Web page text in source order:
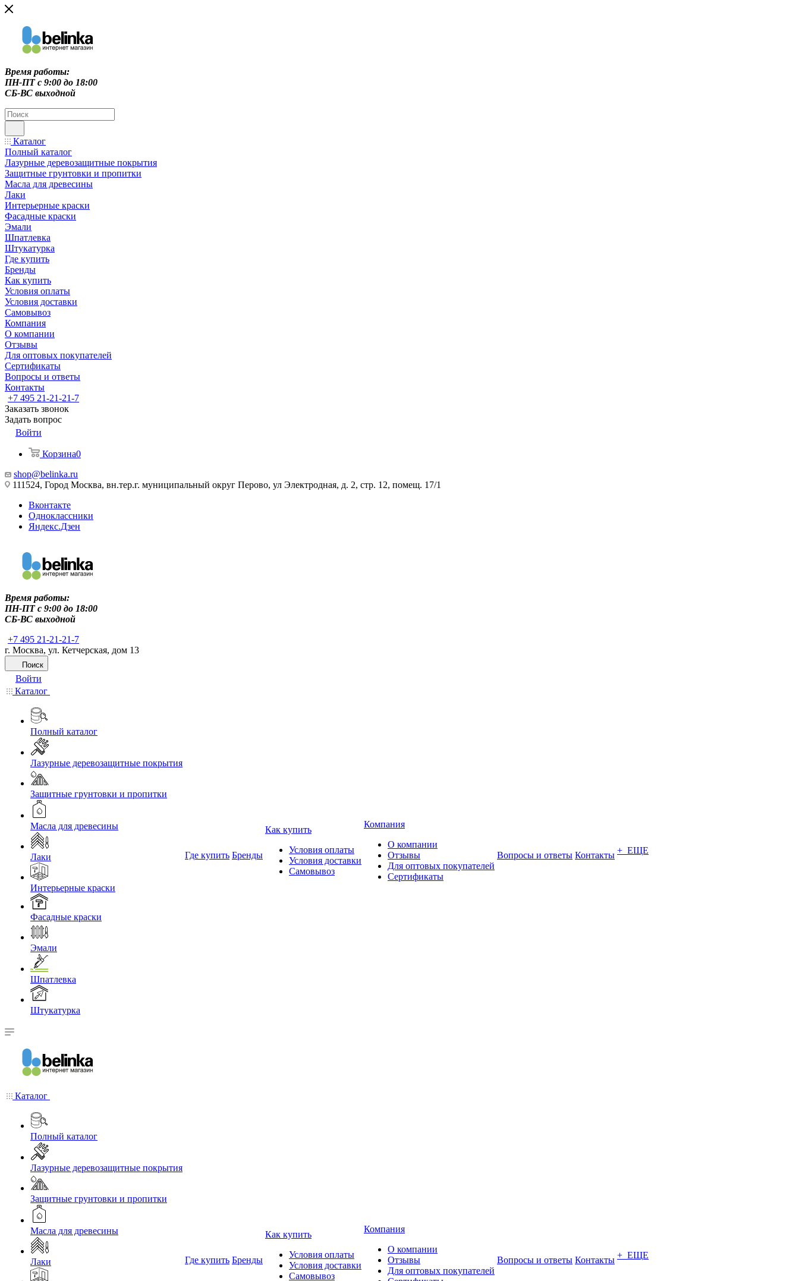
Время работы:
ПН-ПТ c 9:00 до 18:00
СБ-ВС выходной
Каталог
Полный каталог
Лазурные деревозащитные покрытия
Защитные грунтовки и пропитки
Масла для древесины
Лаки
Интерьерные краски
Фасадные краски
Эмали
Шпатлевка
Штукатурка
Где купить
Бренды
Как купить
Условия оплаты
Условия доставки
Самовывоз
Компания
О компании
Отзывы
Для оптовых покупателей
Сертификаты
Вопросы и ответы
Контакты
+7 495 21-21-21-7
Заказать звонок
Задать вопрос
Войти
Корзина0
shop@belinka.ru
111524, Город Москва, вн.тер.г. муниципальный округ Перово, ул Электродная, д. 2, стр. 12, помещ. 17/1
Вконтакте
Одноклассники
Яндекс.Дзен
Время работы:
ПН-ПТ c 9:00 до 18:00
СБ-ВС выходной
+7 495 21-21-21-7
г. Москва, ул. Кетчерская, дом 13
Поиск
Войти
Каталог
Полный каталог
Лазурные деревозащитные покрытия
Защитные грунтовки и пропитки
Масла для древесины
Лаки
Интерьерные краски
Фасадные краски
Эмали
Шпатлевка
Штукатурка
Где купить Бренды
Как купить
Условия оплаты
Условия доставки
Самовывоз
Компания
О компании
Отзывы
Для оптовых покупателей
Сертификаты
Вопросы и ответы Контакты + ЕЩЕ
Каталог
Полный каталог
Лазурные деревозащитные покрытия
Защитные грунтовки и пропитки
Масла для древесины
Лаки Где купить Бренды
Как купить
Условия оплаты
Условия доставки
Самовывоз
Компания
О компании
Отзывы
Для оптовых покупателей
Вопросы и ответы Контакты + ЕЩЕ